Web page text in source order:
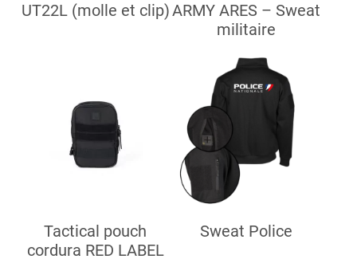
UT22L (molle et clip)ARMY ARES – Sweat
militaire
Tactical pouch
cordura RED LABEL
Sweat Police